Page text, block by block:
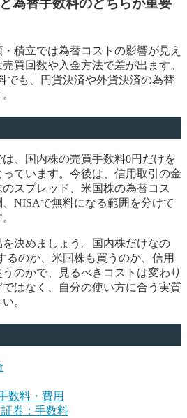
為替手数料のどちらが重要
積立では為替コストの影響が見え
買回数や入金方法で差が出ます。
でも、円貨決済や外貨決済の為替
、国内株の売買手数料0円だけを
ています。今後は、信用取引の金
スプレッド、米国株の為替コス
、NISAで無料になる範囲を分けて
決めましょう。国内株だけなの
るのか、米国株も買うのか、信用
のかで、見るべきコストは変わり
はなく、自分の使い方に合う実質
。
数料・費用
券：手数料